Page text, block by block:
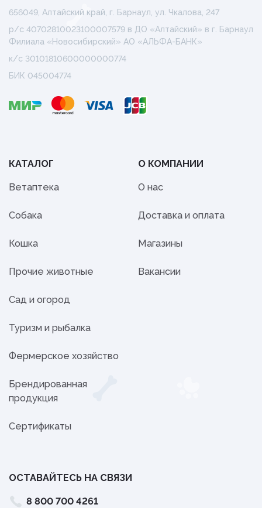
656049, Алтайский край, г. Барнаул, ул. Чкалова, 247
р/с 40702810023100007579 в ДО «Алтайский» в г. Барнаул
Филиала «Новосибирский» АО «АЛЬФА-БАНК»
к/с 30101810600000000774
БИК 045004774
КАТАЛОГ
Ветаптека
Собака
Кошка
Прочие животные
Сад и огород
Туризм и рыбалка
Фермерское хозяйство
Брендированная
продукция
Сертификаты
О КОМПАНИИ
О нас
Доставка и оплата
Магазины
Вакансии
ОСТАВАЙТЕСЬ НА СВЯЗИ
8 800 700 4261